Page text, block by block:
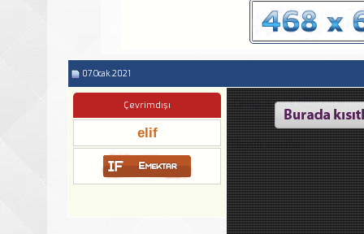
07.Ocak.2021
Çevrimdışı
elif
Cevap: Satılık Alan Adları
Hayırlı satışlar